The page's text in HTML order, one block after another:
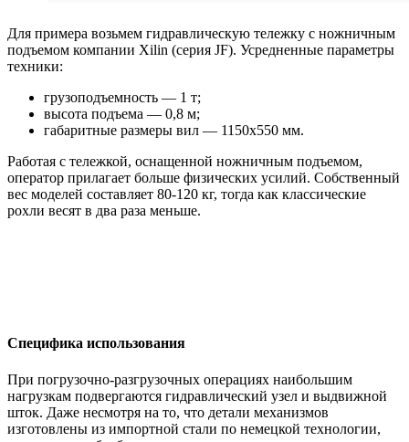
Для примера возьмем гидравлическую тележку с ножничным
подъемом компании Xilin (серия JF). Усредненные параметры
техники:
грузоподъемность — 1 т;
высота подъема — 0,8 м;
габаритные размеры вил — 1150х550 мм.
Работая с тележкой, оснащенной ножничным подъемом,
оператор прилагает больше физических усилий. Собственный
вес моделей составляет 80-120 кг, тогда как классические
рохли весят в два раза меньше.
Специфика использования
При погрузочно-разгрузочных операциях наибольшим
нагрузкам подвергаются гидравлический узел и выдвижной
шток. Даже несмотря на то, что детали механизмов
изготовлены из импортной стали по немецкой технологии,